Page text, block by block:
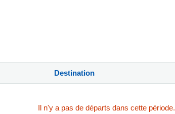
Destination
Il n'y a pas de départs dans cette période.